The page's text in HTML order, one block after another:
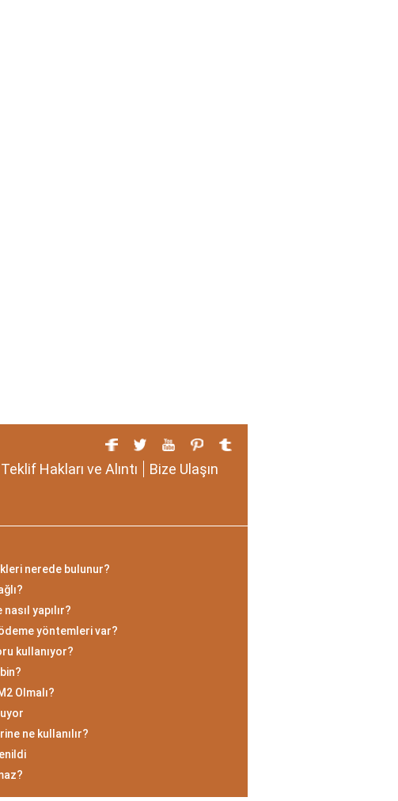
Teklif Hakları ve Alıntı Bize Ulaşın
nerede bulunur?
yapılır?
yöntemleri var?
kullanıyor?
Olmalı?
ne kullanılır?